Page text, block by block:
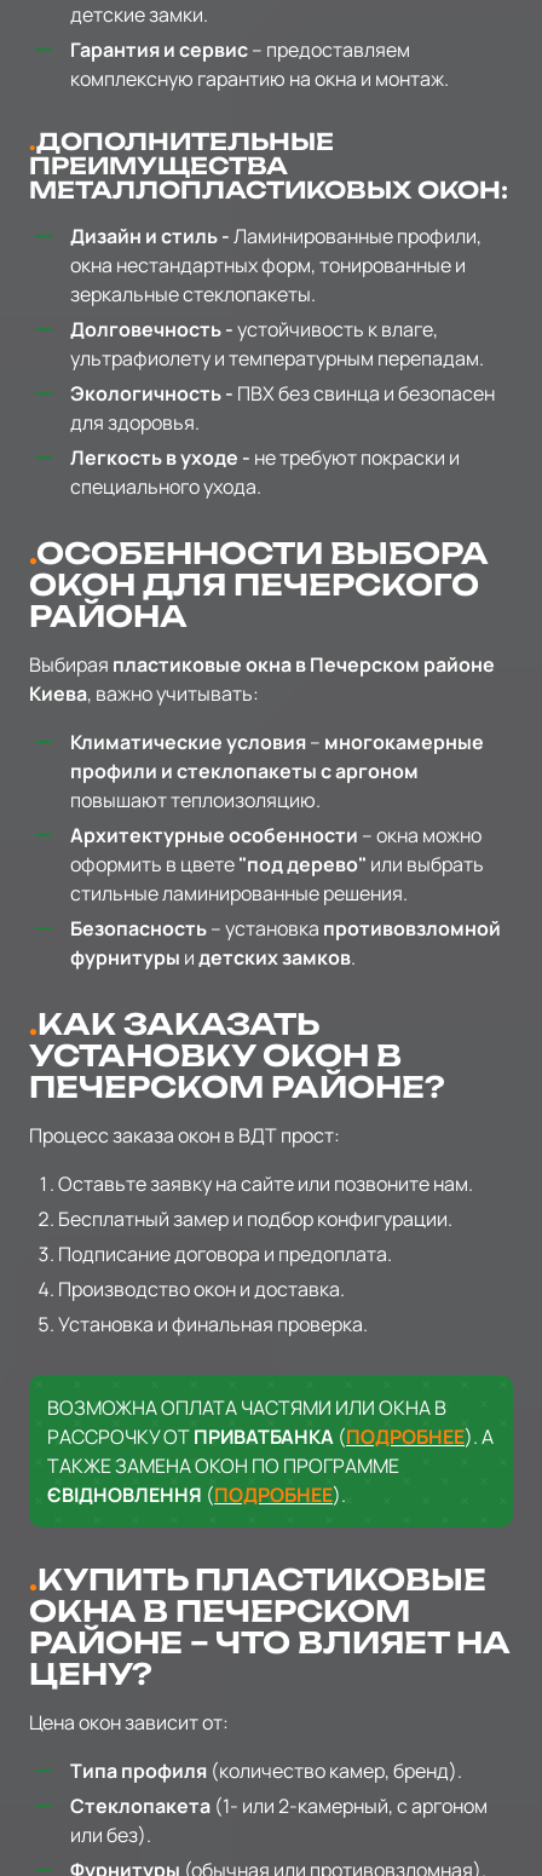
детские замки.
Гарантия и сервис– предоставляем
комплексную гарантию на окна и монтаж.
ДОПОЛНИТЕЛЬНЫЕ
ПРЕИМУЩЕСТВА
МЕТАЛЛОПЛАСТИКОВЫХ ОКОН:
Дизайн и стиль -Ламинированные профили,
окна нестандартных форм, тонированные и
зеркальные стеклопакеты.
Долговечность -устойчивость к влаге,
ультрафиолету и температурным перепадам.
Экологичность - ПВХ без свинца и безопасен
для здоровья.
Легкость в уходе - не требуют покраски и
специального ухода.
ОСОБЕННОСТИ ВЫБОРА
ОКОН ДЛЯ ПЕЧЕРСКОГО
РАЙОНА
Выбирая пластиковые окна в Печерском районе
Киева, важно учитывать:
Климатические условия– многокамерные
профили и стеклопакеты с аргоном
повышают теплоизоляцию.
Архитектурные особенности – окна можно
оформить в цвете"под дерево" или выбрать
стильные ламинированные решения.
Безопасность– установка противовзломной
фурнитуры идетских замков.
КАК ЗАКАЗАТЬ
УСТАНОВКУ ОКОН В
ПЕЧЕРСКОМ РАЙОНЕ?
Процесс заказа окон в ВДТ прост:
Оставьте заявку на сайте или позвоните нам.
Бесплатный замер и подбор конфигурации.
Подписание договора и предоплата.
Производство окон и доставка.
Установка и финальная проверка.
ВОЗМОЖНА ОПЛАТА ЧАСТЯМИ ИЛИ ОКНА В
РАССРОЧКУ ОТПРИВАТБАНКА (ПОДРОБНЕЕ). А
ТАКЖЕ ЗАМЕНА ОКОН ПО ПРОГРАММЕ
ЄВІДНОВЛЕННЯ (ПОДРОБНЕЕ).
КУПИТЬ ПЛАСТИКОВЫЕ
ОКНА В ПЕЧЕРСКОМ
РАЙОНЕ – ЧТО ВЛИЯЕТ НА
ЦЕНУ?
Цена окон зависит от:
Типа профиля (количество камер, бренд).
Стеклопакета (1- или 2-камерный, с аргоном
или без).
Фурнитуры (обычная или противовзломная).